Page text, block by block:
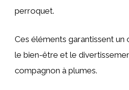
perroquet.
Ces éléments garantissent un
le bien-être et le
compagnon à plumes.